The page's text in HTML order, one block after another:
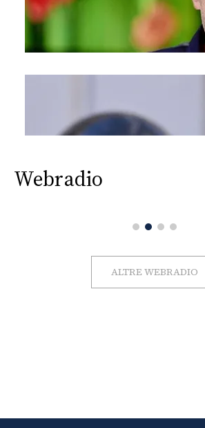
Webradio
ALTRE WEBRADIO